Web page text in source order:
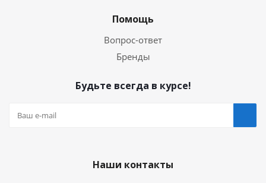
Помощь
Вопрос-ответ
Бренды
Будьте всегда в курсе!
Наши контакты